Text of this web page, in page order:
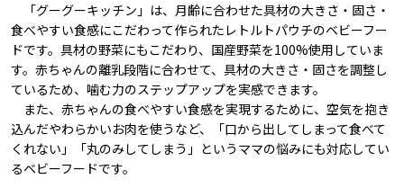
「グーグーキッチン」は、月齢に合わせた具材の大きさ・固さ・
食べやすい食感にこだわって作られたレトルトパウチのベビーフー
ドです。具材の野菜にもこだわり、国産野菜を100%使用していま
す。赤ちゃんの離乳段階に合わせて、具材の大きさ・固さを調整し
ているため、噛む力のステップアップを実感できます。
また、赤ちゃんの食べやすい食感を実現するために、空気を抱き
込んだやわらかいお肉を使うなど、「口から出してしまって食べて
くれない」「丸のみしてしまう」というママの悩みにも対応してい
るベビーフードです。